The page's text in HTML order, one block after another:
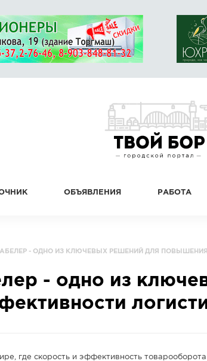
ОБЪЯВЛЕНИЯ РАБОТА
- ОДНО ИЗ КЛЮЧЕВЫХ РЕШЕНИЙ ДЛЯ
- одно из
где скорость и эффективность